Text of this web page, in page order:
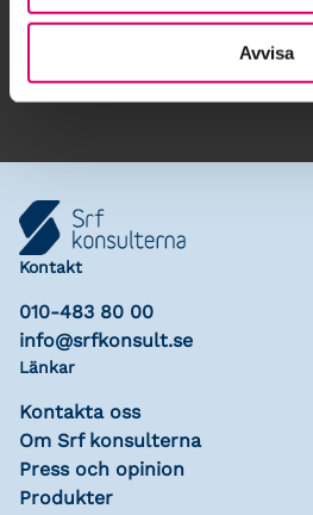
Avvisa
Lägg till i
Kontakt
010-483 80 00
info@srfkonsult.se
Länkar
Kontakta oss
Om Srf konsulterna
Press och opinion
Produkter